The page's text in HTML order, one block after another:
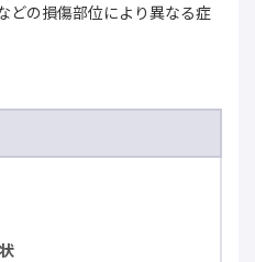
どの損傷部位により異なる症